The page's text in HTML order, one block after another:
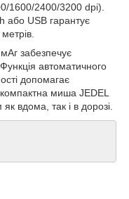
1600/2400/3200 dpi).
або USB гарантує
забезпечує
автоматичного
допомагає
миша JEDEL
вдома, так і в дорозі.